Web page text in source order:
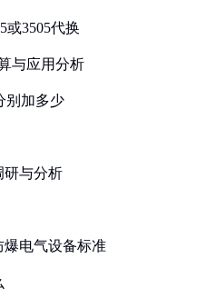
或3505代换
与应用分析
别加多少
研与分析
电气设备标准